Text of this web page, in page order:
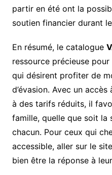
partir en été ont la
soutien financier durant
En résumé, le catalogue
ressource précieuse
qui désirent profiter de
d’évasion. Avec un
à des tarifs réduits, il
famille, quelle que soit la
chacun. Pour ceux qui
accessible, aller sur le site
bien être la réponse à